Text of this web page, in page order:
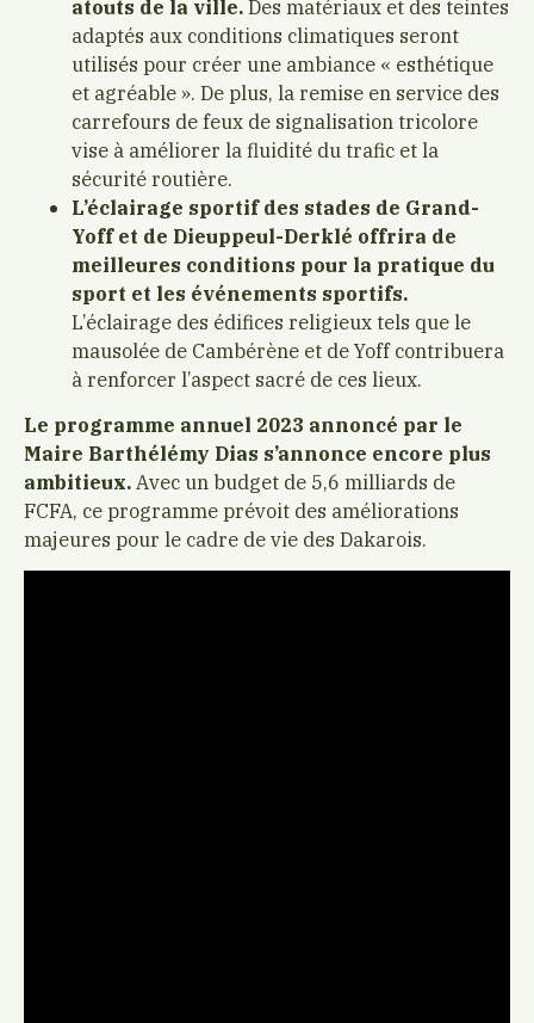
atouts de la ville.Des matériaux et des teintes
adaptés aux conditions climatiques seront
utilisés pour créer une ambiance « esthétique
et agréable ». De plus, la remise en service des
carrefours de feux de signalisation tricolore
vise à améliorer la fluidité du trafic et la
sécurité routière.
L’éclairage sportif des stades de Grand-
Yoff et de Dieuppeul-Derklé offrira de
meilleures conditions pour la pratique du
sport et les événements sportifs.
L’éclairage des édifices religieux tels que le
mausolée de Cambérène et de Yoff contribuera
à renforcer l’aspect sacré de ces lieux.
Le programme annuel 2023 annoncé par le
Maire Barthélémy Dias s’annonce encore plus
ambitieux. Avec un budget de 5,6 milliards de
FCFA, ce programme prévoit des améliorations
majeures pour le cadre de vie des Dakarois.